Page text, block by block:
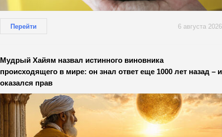
Перейти 6 августа 2026
Мудрый Хайям назвал истинного виновника
происходящего в мире: он знал ответ еще 1000 лет назад – и
оказался прав